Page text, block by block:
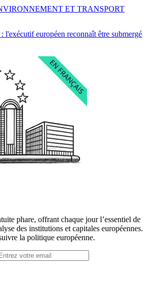
l'exécutif européen reconnaît être submergé
ET TRANSPORT
phare, offrant chaque jour l’essentiel de
des institutions et capitales européennes.
la politique européenne.